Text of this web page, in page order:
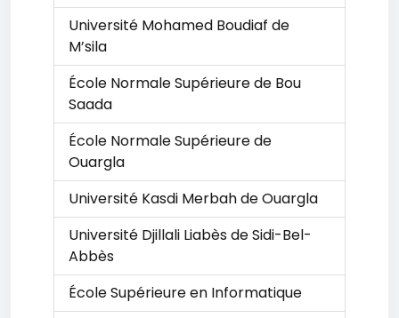
Université Mohamed Boudiaf de
M’sila
École Normale Supérieure de Bou
Saada
École Normale Supérieure de
Ouargla
Université Kasdi Merbah de Ouargla
Université Djillali Liabès de Sidi-Bel-
Abbès
École Supérieure en Informatique